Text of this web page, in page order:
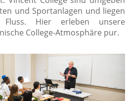
und Sportanlagen und liegen
Hier erleben unsere
College-Atmosphäre pur.